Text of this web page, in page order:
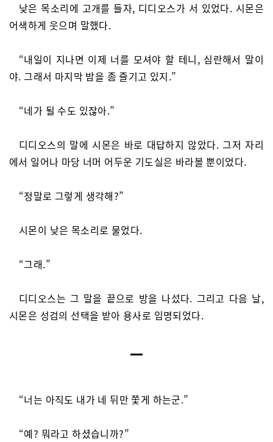
낮은 목소리에 고개를 들자, 디디오스가 서 있었다. 시몬은
어색하게 웃으며 말했다.
“내일이 지나면 이제 너를 모셔야 할 테니, 심란해서 말이
야. 그래서 마지막 밤을 좀 즐기고 있지.”
“네가 될 수도 있잖아.”
디디오스의 말에 시몬은 바로 대답하지 않았다. 그저 자리
에서 일어나 마당 너머 어두운 기도실은 바라볼 뿐이었다.
“정말로 그렇게 생각해?”
시몬이 낮은 목소리로 물었다.
“그래.”
디디오스는 그 말을 끝으로 방을 나섰다. 그리고 다음 날,
시몬은 성검의 선택을 받아 용사로 임명되었다.
“너는 아직도 내가 네 뒤만 쫓게 하는군.”
“예? 뭐라고 하셨습니까?”